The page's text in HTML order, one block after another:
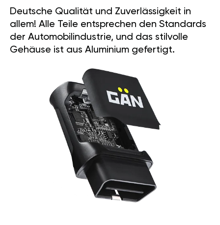
Deutsche Qualität und Zuverlässigkeit in
allem! Alle Teile entsprechen den Standards
der Automobilindustrie, und das stilvolle
Gehäuse ist aus Aluminium gefertigt.